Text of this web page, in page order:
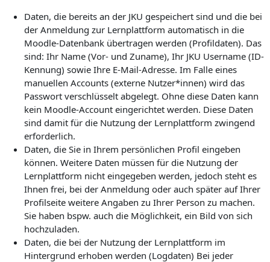
Daten, die bereits an der JKU gespeichert sind und die bei
der Anmeldung zur Lernplattform automatisch in die
Moodle-Datenbank übertragen werden (Profildaten). Das
sind: Ihr Name (Vor- und Zuname), Ihr JKU Username (ID-
Kennung) sowie Ihre E-Mail-Adresse. Im Falle eines
manuellen Accounts (externe Nutzer*innen) wird das
Passwort verschlüsselt abgelegt. Ohne diese Daten kann
kein Moodle-Account eingerichtet werden. Diese Daten
sind damit für die Nutzung der Lernplattform zwingend
erforderlich.
Daten, die Sie in Ihrem persönlichen Profil eingeben
können. Weitere Daten müssen für die Nutzung der
Lernplattform nicht eingegeben werden, jedoch steht es
Ihnen frei, bei der Anmeldung oder auch später auf Ihrer
Profilseite weitere Angaben zu Ihrer Person zu machen.
Sie haben bspw. auch die Möglichkeit, ein Bild von sich
hochzuladen.
Daten, die bei der Nutzung der Lernplattform im
Hintergrund erhoben werden (Logdaten) Bei jeder